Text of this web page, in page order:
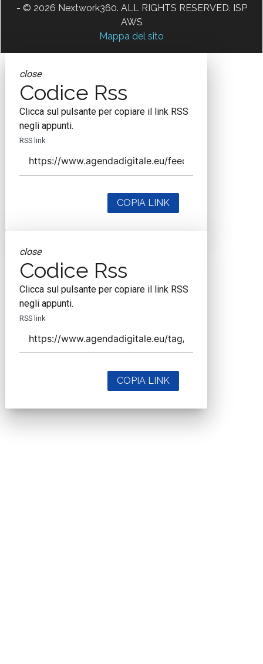
- © 2026 Nextwork360. ALL RIGHTS RESERVED. ISP
AWS
Mappa del sito
close
Codice Rss
Clicca sul pulsante per copiare il link RSS
negli appunti.
RSS link
COPIA LINK
close
Codice Rss
Clicca sul pulsante per copiare il link RSS
negli appunti.
RSS link
COPIA LINK